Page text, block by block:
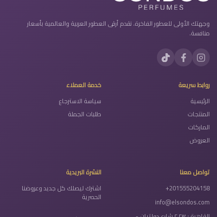
وجهتك الأولى للعطور الفاخرة. نقدم أرقى العطور العربية والعالمية بأسعار
منافسة.
روابط سريعة
الرئيسية
المنتجات
الماركات
العروض
خدمة العملاء
سياسة الاسترجاع
طلبات الجملة
تواصل معنا
+201555204158
info@elsondos.com
النشرة البريدية
اشترك ليصلك كل جديد وعروضنا
الحصرية